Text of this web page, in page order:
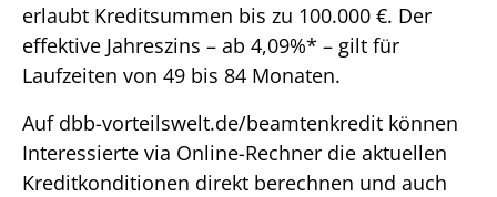
erlaubt Kreditsummen bis zu 100.000 €. Der
effektive Jahreszins – ab 4,09%* – gilt für
Laufzeiten von 49 bis 84 Monaten.
Auf dbb-vorteilswelt.de/beamtenkredit können
Interessierte via Online-Rechner die aktuellen
Kreditkonditionen direkt berechnen und auch